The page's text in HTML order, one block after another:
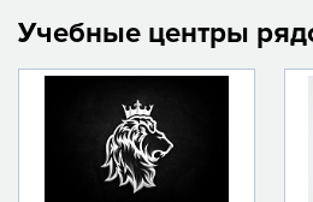
Учебные центры